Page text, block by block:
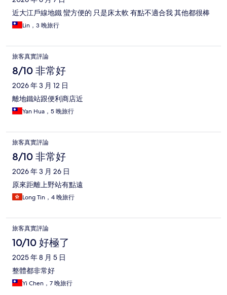
近大江戶線地鐵 蠻方便的 只是床太軟 有點不適合我 其他都很棒
Lin，3 晚旅行
旅客真實評論
8/10 非常好
2026 年 3 月 12 日
離地鐵站跟便利商店近
Yan Hua，5 晚旅行
旅客真實評論
8/10 非常好
2026 年 3 月 26 日
原來距離上野站有點遠
Long Tin，4 晚旅行
旅客真實評論
10/10 好極了
2025 年 8 月 5 日
整體都非常好
Yi Chen，7 晚旅行